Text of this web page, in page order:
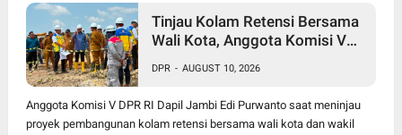
Tinjau Kolam Retensi Bersama
Wali Kota, Anggota Komisi V
jadi Solusi Kota Jambi Bebas
Banjir
DPR - AUGUST 10, 2026
Anggota Komisi V DPR RI Dapil Jambi Edi Purwanto saat meninjau
proyek pembangunan kolam retensi bersama wali kota dan wakil